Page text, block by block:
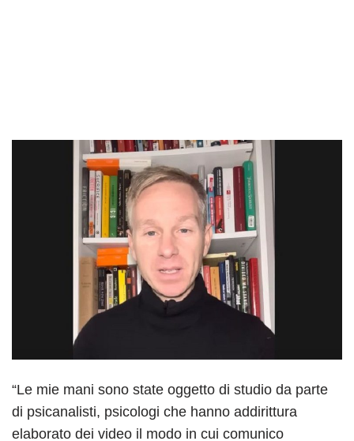
“Le mie mani sono state oggetto di studio da parte
di psicanalisti, psicologi che hanno addirittura
elaborato dei video il modo in cui comunico